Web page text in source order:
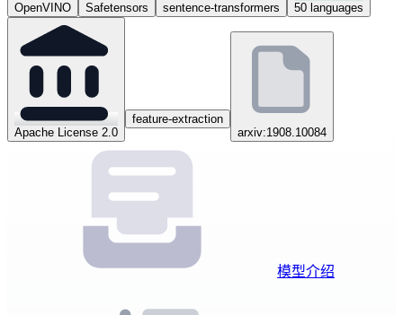
OpenVINO Safetensors sentence-transformers 50 languages
Apache License 2.0
feature-extraction
arxiv:1908.10084
模型介绍